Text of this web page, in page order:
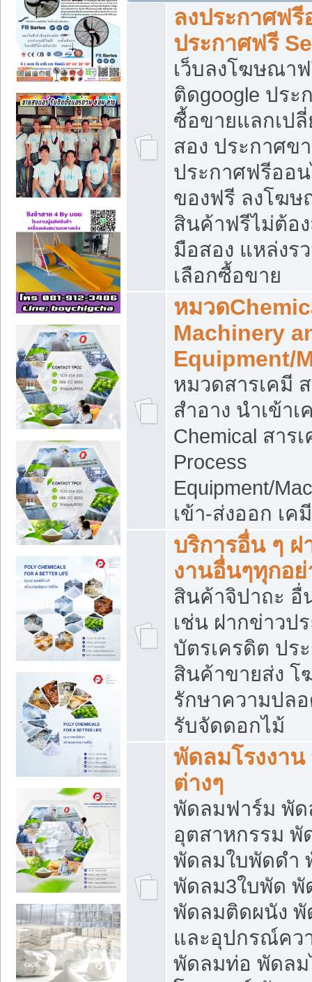
ลงประกาศฟ
ประกาศฟรี
เว็บลงโฆษณา
ติดgoogle ปร
ซื้อขายแลกเป
สอง ประกาศข
ประกาศฟรีออ
ของฟรี ลงโฆ
สินค้าฟรีไม่ต้อ
มือสอง แหล่งร
เลือกซื้อขาย
หมวด
Machinery
Equipment/
หมวดสารเคมี
สำอาง นำเข้
Chemical สาร
Process
Equipment/
เข้า-ส่งออก เ
บริการอื่น ๆ
งานอื่นๆทุกอ
สินค้าจิปาถะ อื่
เช่น ฝากข่าวป
บัตรเครดิต ปร
สินค้าขายส่ง
รักษาความปล
รับจัดดอกไม้
พัดลมโรงงา
ต่างๆ
พัดลมฟาร์ม พัด
อุตสาหกรรม
พัดลมใบพัดดำ
พัดลม3ใบพัด พั
พัดลมติดผนัง
และอุปกรณ์คว
พัดลมท่อ พัดลม